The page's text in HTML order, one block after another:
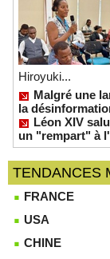
Hiroyuki...
Malgré une
la
Léon XIV
un "rempart" à
TENDANCES
FRANCE
USA
CHINE